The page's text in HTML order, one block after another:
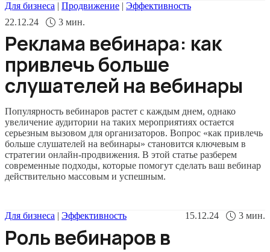
Для бизнеса | Продвижение | Эффективность
22.12.24
3 мин.
Реклама вебинара: как
привлечь больше
слушателей на вебинары
Популярность вебинаров растет с каждым днем, однако
увеличение аудитории на таких мероприятиях остается
серьезным вызовом для организаторов. Вопрос «как привлечь
больше слушателей на вебинары» становится ключевым в
стратегии онлайн-продвижения. В этой статье разберем
современные подходы, которые помогут сделать ваш вебинар
действительно массовым и успешным.
Для бизнеса | Эффективность 15.12.24 3 мин.
Роль вебинаров в